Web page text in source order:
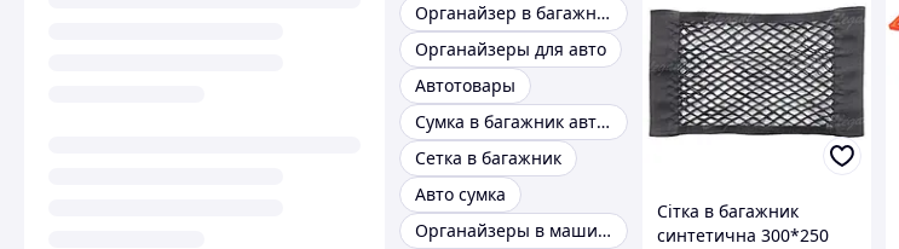
Органайзер в багажник автомобиля
Органайзеры для авто
Автотовары
Сумка в багажник автомобиля
Сетка в багажник
Авто сумка
Органайзеры в машину
Сітка в багажник
синтетична 300*250